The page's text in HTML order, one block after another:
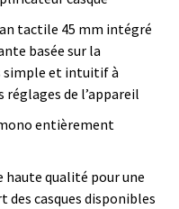
tactile 45 mm intégré
basée sur la
simple et intuitif à
de l’appareil
entièrement
haute qualité pour une
des casques disponibles